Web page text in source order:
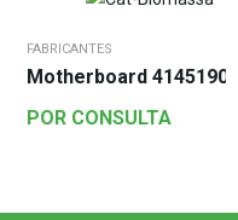
FABRICANTES
Motherboard
POR CONSULTA